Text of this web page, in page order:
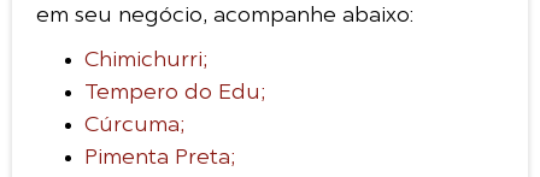
em seu negócio, acompanhe abaixo:
Chimichurri;
Tempero do Edu;
Cúrcuma;
Pimenta Preta;